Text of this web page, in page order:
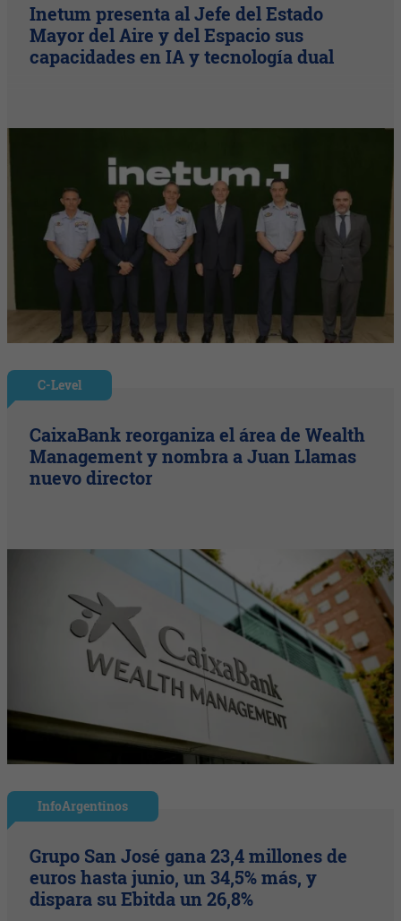
Inetum presenta al Jefe del Estado
Mayor del Aire y del Espacio sus
capacidades en IA y tecnología dual
C-Level
CaixaBank reorganiza el área de Wealth
Management y nombra a Juan Llamas
nuevo director
InfoArgentinos
Grupo San José gana 23,4 millones de
euros hasta junio, un 34,5% más, y
dispara su Ebitda un 26,8%